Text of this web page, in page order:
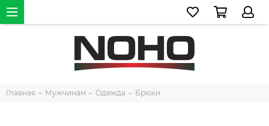
Главная Мужчинам Одежда Брюки